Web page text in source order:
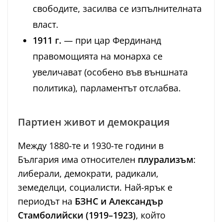
свободите, засилва се изпълнителната
власт.
1911 г. — при цар Фердинанд
правомощията на монарха се
увеличават (особено във външната
политика), парламентът отслабва.
Партиен живот и демокрация
Между 1880-те и 1930-те години в
България има относителен плурализъм:
либерали, демократи, радикали,
земеделци, социалисти. Най-ярък е
периодът на БЗНС и Александър
Стамболийски (1919–1923), който